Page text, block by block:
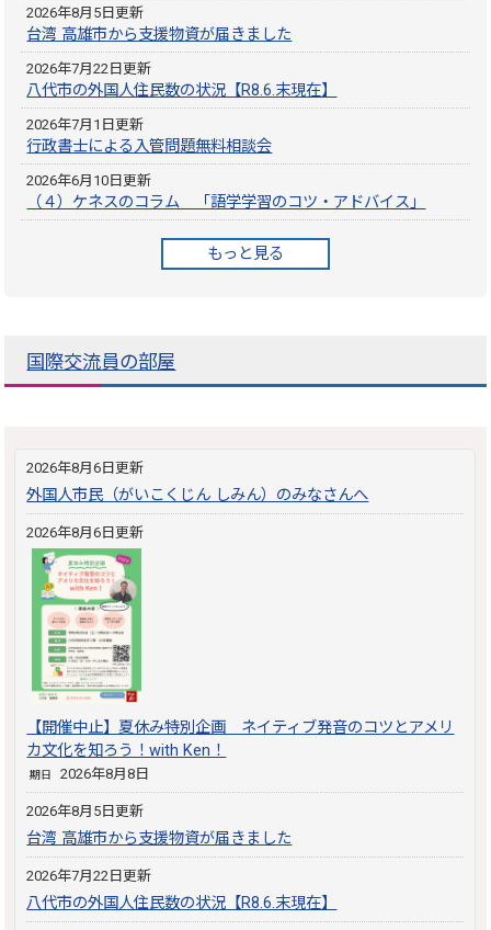
2026年8月5日更新
台湾 高雄市から支援物資が届きました
2026年7月22日更新
八代市の外国人住民数の状況【R8.6.末現在】
2026年7月1日更新
行政書士による入管問題無料相談会
2026年6月10日更新
（４）ケネスのコラム 「語学学習のコツ・アドバイス」
もっと見る
国際交流員の部屋
2026年8月6日更新
外国人市民（がいこくじん しみん）のみなさんへ
2026年8月6日更新
【開催中止】夏休み特別企画 ネイティブ発音のコツとアメリ
カ文化を知ろう！with Ken！
期日 2026年8月8日
2026年8月5日更新
台湾 高雄市から支援物資が届きました
2026年7月22日更新
八代市の外国人住民数の状況【R8.6.末現在】